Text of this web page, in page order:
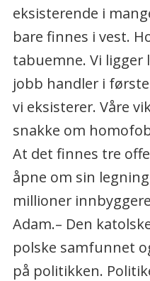
eksisterende i
bare finnes i vest.
tabuemne. Vi ligger
jobb handler i
vi eksisterer. Våre
snakke om
At det finnes tre
åpne om sin
millioner
Adam.– Den
polske samfunnet
på politikken.